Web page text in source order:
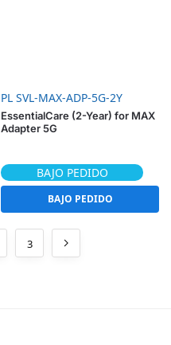
PL SVL-MAX-ADP-5G-2Y
EssentialCare (2-Year) for MAX
Adapter 5G
BAJO PEDIDO
BAJO PEDIDO
3